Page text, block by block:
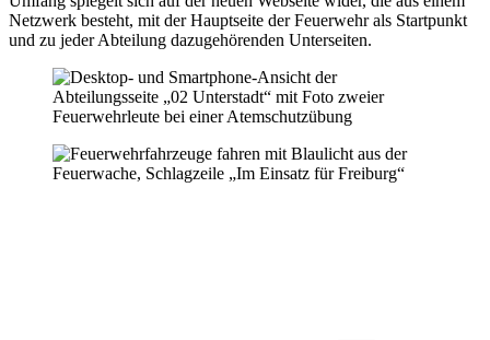
Netzwerk besteht, mit der Hauptseite der Feuerwehr als Startpunkt
und zu jeder Abteilung dazugehörenden Unterseiten.